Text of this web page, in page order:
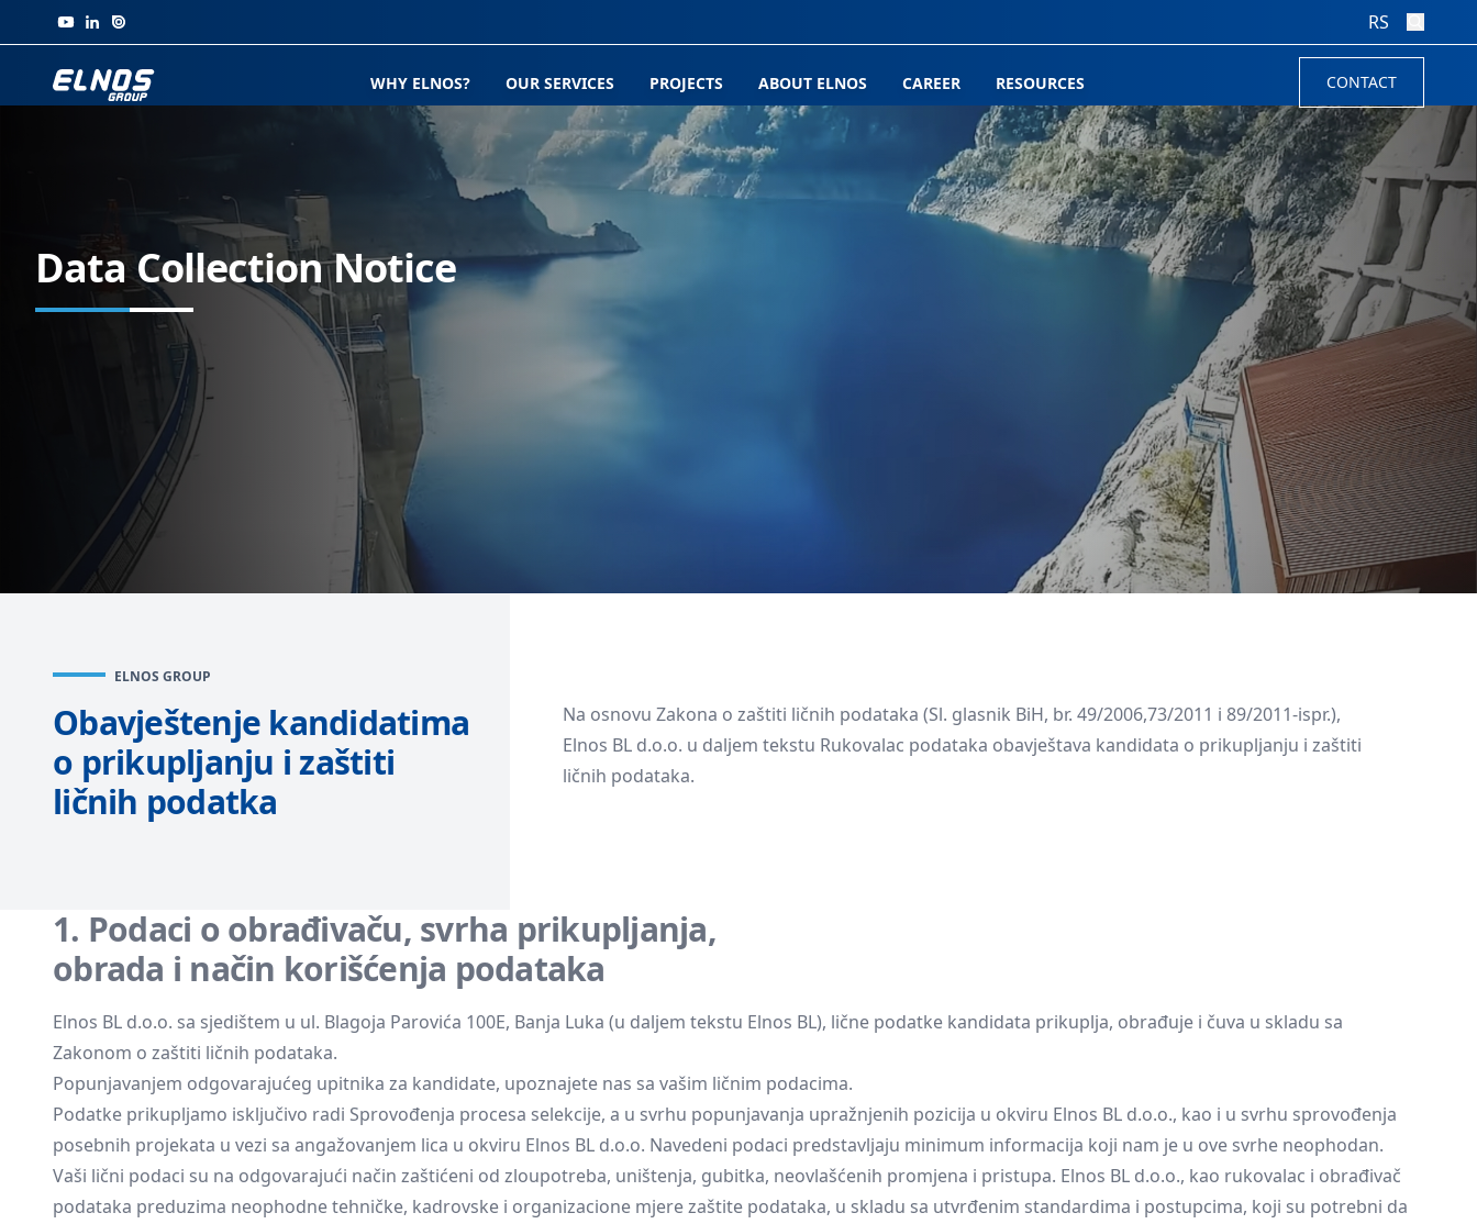
Skip to content RS
WHY ELNOS? OUR SERVICES PROJECTS ABOUT ELNOS CAREER RESOURCES CONTACT
Data Collection Notice
ELNOS GROUP
Obavještenje kandidatima
o prikupljanju i zaštiti
ličnih podatka
Na osnovu Zakona o zaštiti ličnih podataka (Sl. glasnik BiH, br. 49/2006,73/2011 i 89/2011-ispr.),
Elnos BL d.o.o. u daljem tekstu Rukovalac podataka obavještava kandidata o prikupljanju i zaštiti
ličnih podataka.
1. Podaci o obrađivaču, svrha prikupljanja,
obrada i način korišćenja podataka
Elnos BL d.o.o. sa sjedištem u ul. Blagoja Parovića 100E, Banja Luka (u daljem tekstu Elnos BL), lične podatke kandidata prikuplja, obrađuje i čuva u skladu sa
Zakonom o zaštiti ličnih podataka.
Popunjavanjem odgovarajućeg upitnika za kandidate, upoznajete nas sa vašim ličnim podacima.
Podatke prikupljamo isključivo radi Sprovođenja procesa selekcije, a u svrhu popunjavanja upražnjenih pozicija u okviru Elnos BL d.o.o., kao i u svrhu sprovođenja
posebnih projekata u vezi sa angažovanjem lica u okviru Elnos BL d.o.o. Navedeni podaci predstavljaju minimum informacija koji nam je u ove svrhe neophodan.
Vaši lični podaci su na odgovarajući način zaštićeni od zloupotreba, uništenja, gubitka, neovlašćenih promjena i pristupa. Elnos BL d.o.o., kao rukovalac i obrađivač
podataka preduzima neophodne tehničke, kadrovske i organizacione mjere zaštite podataka, u skladu sa utvrđenim standardima i postupcima, koji su potrebni da